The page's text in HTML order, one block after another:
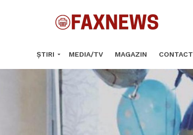
ȘTIRI MEDIA/TV MAGAZIN CONTACT